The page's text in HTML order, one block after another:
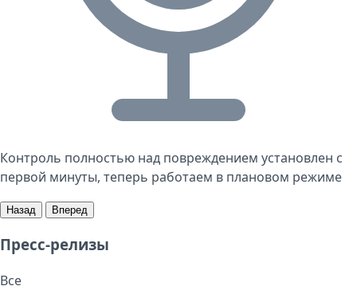
Контроль полностью над повреждением установлен с
первой минуты, теперь работаем в плановом режиме
Назад Вперед
Пресс-релизы
Все